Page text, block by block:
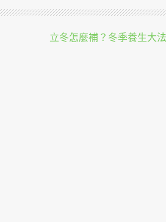
立冬怎麼補？冬季養生大